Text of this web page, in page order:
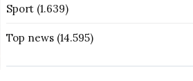
Sport(1.639)
Top news(14.595)